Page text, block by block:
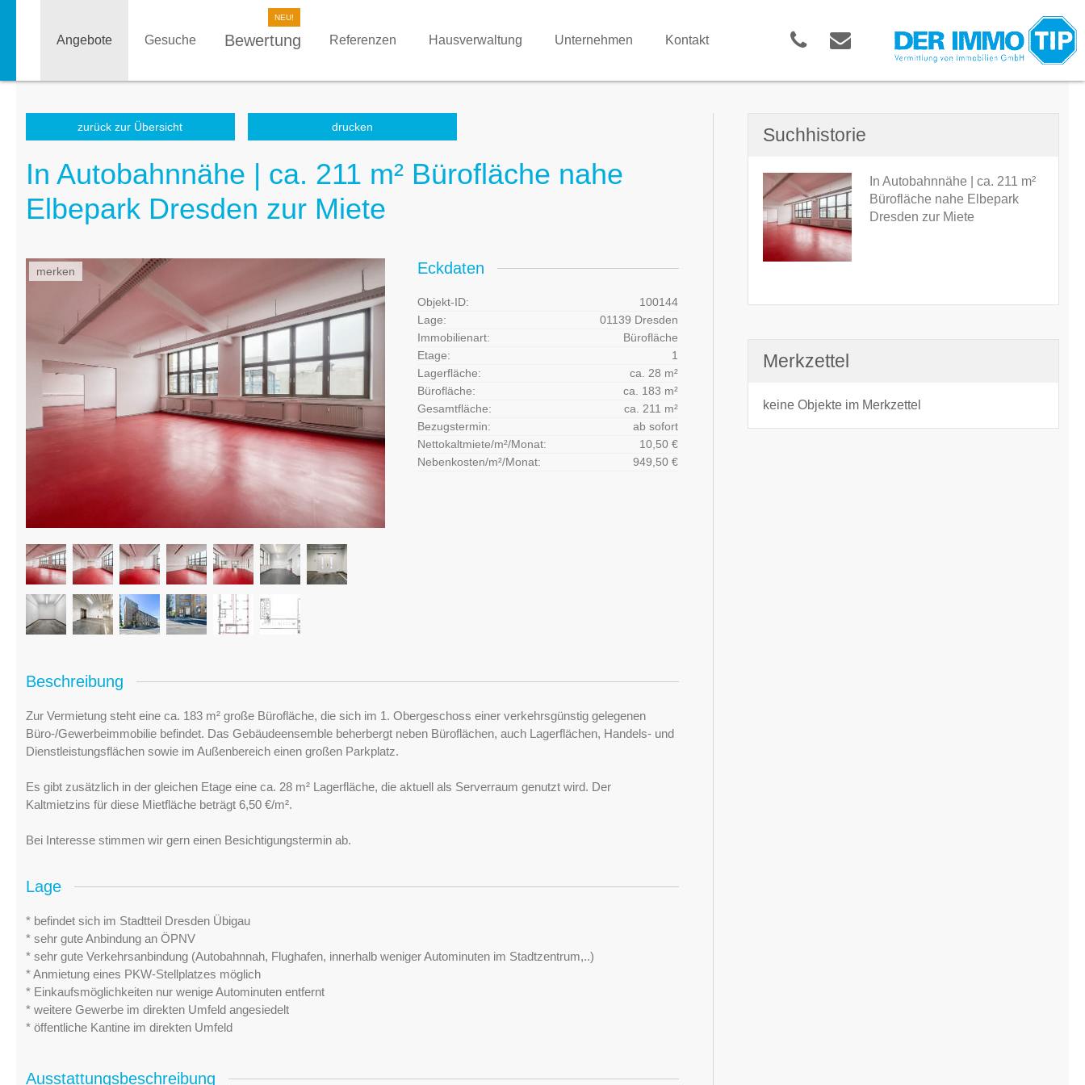
Angebote Gesuche Bewertung Referenzen Hausverwaltung Unternehmen Kontakt
zurück zur Übersicht drucken
In Autobahnnähe | ca. 211 m² Bürofläche nahe
Elbepark Dresden zur Miete
merken Eckdaten
Objekt-ID:
100144
Lage:
01139 Dresden
Immobilienart:
Bürofläche
Etage:
1
Lagerfläche:
ca. 28 m²
Bürofläche:
ca. 183 m²
Gesamtfläche:
ca. 211 m²
Bezugstermin:
ab sofort
Nettokaltmiete/m²/Monat:
10,50 €
Nebenkosten/m²/Monat:
949,50 €
Beschreibung
Zur Vermietung steht eine ca. 183 m² große Bürofläche, die sich im 1. Obergeschoss einer verkehrsgünstig gelegenen
Büro-/Gewerbeimmobilie befindet. Das Gebäudeensemble beherbergt neben Büroflächen, auch Lagerflächen, Handels- und
Dienstleistungsflächen sowie im Außenbereich einen großen Parkplatz.
Es gibt zusätzlich in der gleichen Etage eine ca. 28 m² Lagerfläche, die aktuell als Serverraum genutzt wird. Der
Kaltmietzins für diese Mietfläche beträgt 6,50 €/m².
Bei Interesse stimmen wir gern einen Besichtigungstermin ab.
Lage
* befindet sich im Stadtteil Dresden Übigau
* sehr gute Anbindung an ÖPNV
* sehr gute Verkehrsanbindung (Autobahnnah, Flughafen, innerhalb weniger Autominuten im Stadtzentrum,..)
* Anmietung eines PKW-Stellplatzes möglich
* Einkaufsmöglichkeiten nur wenige Autominuten entfernt
* weitere Gewerbe im direkten Umfeld angesiedelt
* öffentliche Kantine im direkten Umfeld
Ausstattungsbeschreibung
Suchhistorie
In Autobahnnähe | ca. 211 m²
Bürofläche nahe Elbepark
Dresden zur Miete
Merkzettel
keine Objekte im Merkzettel